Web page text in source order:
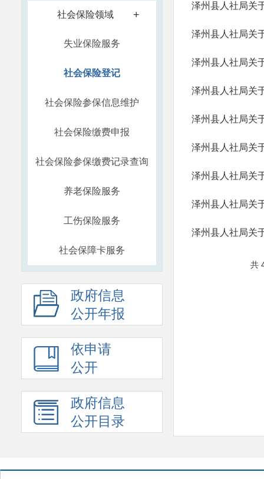
社会保险领域 +
失业保险服务
社会保险登记
社会保险参保信息维护
社会保险缴费申报
社会保险参保缴费记录查询
养老保险服务
工伤保险服务
社会保障卡服务
政府信息
公开年报
依申请
公开
政府信息
公开目录
泽州县人社局关
泽州县人社局关
泽州县人社局关
泽州县人社局关
泽州县人社局关
泽州县人社局关
泽州县人社局关
泽州县人社局关
泽州县人社局关
共